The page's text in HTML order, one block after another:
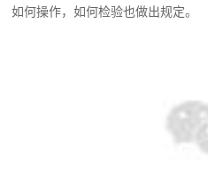
如何操作，如何检验也做出规定。